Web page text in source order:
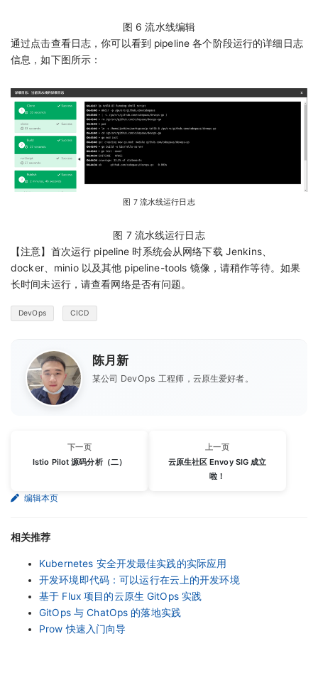
图 6 流水线编辑
通过点击查看日志，你可以看到 pipeline 各个阶段运行的详细日志
信息，如下图所示：
图 7 流水线运行日志
图 7 流水线运行日志
【注意】首次运行 pipeline 时系统会从网络下载 Jenkins、
docker、minio 以及其他 pipeline-tools 镜像，请稍作等待。如果
长时间未运行，请查看网络是否有问题。
DevOps CICD
陈月新
某公司 DevOps 工程师，云原生爱好者。
下一页
Istio Pilot 源码分析（二）
上一页
云原生社区 Envoy SIG 成立
啦！
编辑本页
相关推荐
Kubernetes 安全开发最佳实践的实际应用
开发环境即代码：可以运行在云上的开发环境
基于 Flux 项目的云原生 GitOps 实践
GitOps 与 ChatOps 的落地实践
Prow 快速入门向导